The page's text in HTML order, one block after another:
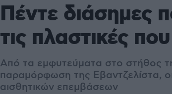
Πέντε διάσημες
τις πλαστικές
Από τα εμφυτεύματα στο στήθος
παραμόρφωση της Εβαντζελίστα,
αισθητικών επεμβάσεων